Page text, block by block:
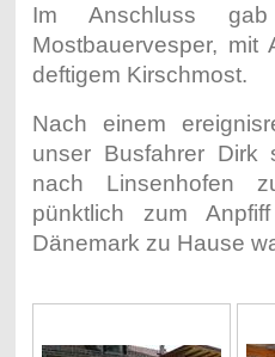
Im Anschluss
Mostbauervesper, mit
deftigem Kirschmost.
Nach einem
unser Busfahrer Dirk
nach Linsenhofen
pünktlich zum
Dänemark zu Hause